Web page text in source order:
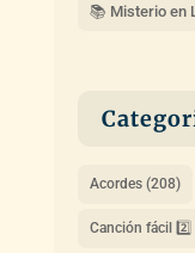
📚 Misterio en
Acordes(208)
Canción fácil 2️⃣